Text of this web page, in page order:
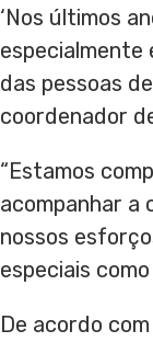
‘Nos últimos
especialmente
das pessoas
coordenador
“Estamos
acompanhar a
nossos
especiais como
De acordo